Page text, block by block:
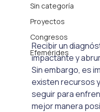
Sin categoría
Proyectos
Congresos
Efemérides
Recibir un
impactante y
Sin embargo, es
existen recursos
seguir para
mejor manera